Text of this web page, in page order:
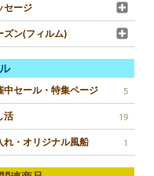
セージ
ズン(フィルム)
中セール・特集ページ 5
活 19
れ・オリジナル風船 1